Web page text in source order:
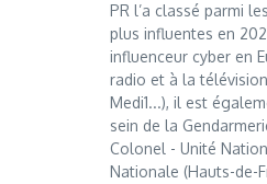
PR l’a classé parmi
plus influentes en
influenceur cyber en
radio et à la
Medi1...), il est
sein de la
Colonel - Unité
Nationale (Hauts-de-